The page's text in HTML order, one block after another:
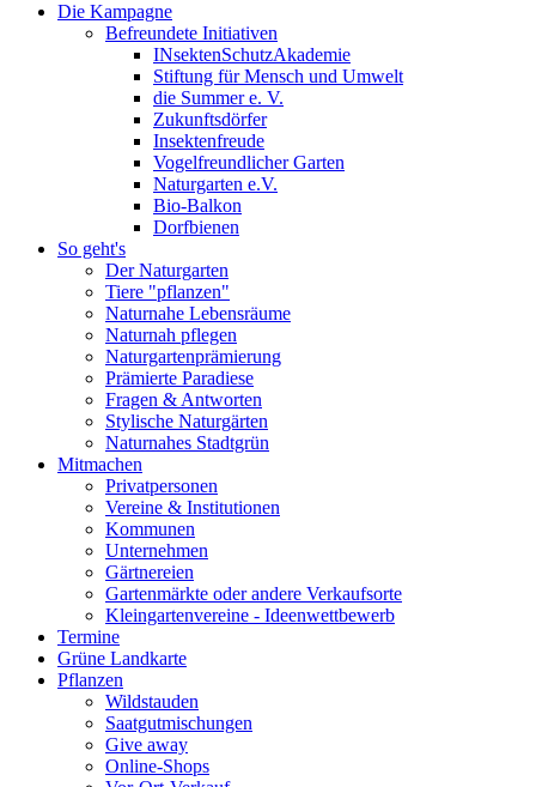
Die Kampagne
Befreundete Initiativen
INsektenSchutzAkademie
Stiftung für Mensch und Umwelt
die Summer e. V.
Zukunftsdörfer
Insektenfreude
Vogelfreundlicher Garten
Naturgarten e.V.
Bio-Balkon
Dorfbienen
So geht's
Der Naturgarten
Tiere "pflanzen"
Naturnahe Lebensräume
Naturnah pflegen
Naturgartenprämierung
Prämierte Paradiese
Fragen & Antworten
Stylische Naturgärten
Naturnahes Stadtgrün
Mitmachen
Privatpersonen
Vereine & Institutionen
Kommunen
Unternehmen
Gärtnereien
Gartenmärkte oder andere Verkaufsorte
Kleingartenvereine - Ideenwettbewerb
Termine
Grüne Landkarte
Pflanzen
Wildstauden
Saatgutmischungen
Give away
Online-Shops